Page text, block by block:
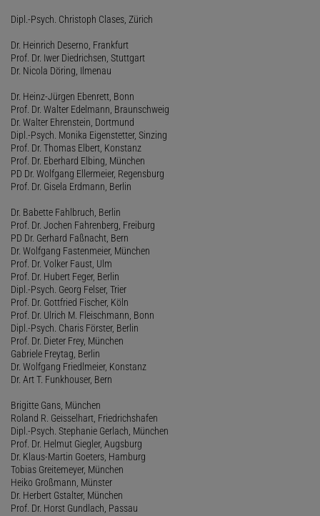
Dipl.-Psych. Christoph Clases, Zürich
Dr. Heinrich Deserno, Frankfurt
Prof. Dr. Iwer Diedrichsen, Stuttgart
Dr. Nicola Döring, Ilmenau
Dr. Heinz-Jürgen Ebenrett, Bonn
Prof. Dr. Walter Edelmann, Braunschweig
Dr. Walter Ehrenstein, Dortmund
Dipl.-Psych. Monika Eigenstetter, Sinzing
Prof. Dr. Thomas Elbert, Konstanz
Prof. Dr. Eberhard Elbing, München
PD Dr. Wolfgang Ellermeier, Regensburg
Prof. Dr. Gisela Erdmann, Berlin
Dr. Babette Fahlbruch, Berlin
Prof. Dr. Jochen Fahrenberg, Freiburg
PD Dr. Gerhard Faßnacht, Bern
Dr. Wolfgang Fastenmeier, München
Prof. Dr. Volker Faust, Ulm
Prof. Dr. Hubert Feger, Berlin
Dipl.-Psych. Georg Felser, Trier
Prof. Dr. Gottfried Fischer, Köln
Prof. Dr. Ulrich M. Fleischmann, Bonn
Dipl.-Psych. Charis Förster, Berlin
Prof. Dr. Dieter Frey, München
Gabriele Freytag, Berlin
Dr. Wolfgang Friedlmeier, Konstanz
Dr. Art T. Funkhouser, Bern
Brigitte Gans, München
Roland R. Geisselhart, Friedrichshafen
Dipl.-Psych. Stephanie Gerlach, München
Prof. Dr. Helmut Giegler, Augsburg
Dr. Klaus-Martin Goeters, Hamburg
Tobias Greitemeyer, München
Heiko Großmann, Münster
Dr. Herbert Gstalter, München
Prof. Dr. Horst Gundlach, Passau